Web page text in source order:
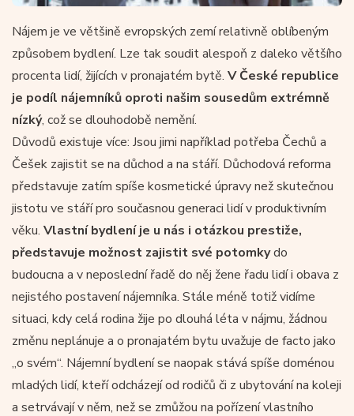
Nájem je ve většině evropských zemí relativně oblíbeným
způsobem bydlení. Lze tak soudit alespoň z daleko většího
procenta lidí, žijících v pronajatém bytě. V České republice
je podíl nájemníků oproti našim sousedům extrémně
nízký, což se dlouhodobě nemění.
Důvodů existuje více: Jsou jimi například potřeba Čechů a
Češek zajistit se na důchod a na stáří. Důchodová reforma
představuje zatím spíše kosmetické úpravy než skutečnou
jistotu ve stáří pro současnou generaci lidí v produktivním
věku. Vlastní bydlení je u nás i otázkou prestiže,
představuje možnost zajistit své potomkydo
budoucna a v neposlední řadě do něj žene řadu lidí i obava z
nejistého postavení nájemníka. Stále méně totiž vidíme
situaci, kdy celá rodina žije po dlouhá léta v nájmu, žádnou
změnu neplánuje a o pronajatém bytu uvažuje de facto jako
„o svém“. Nájemní bydlení se naopak stává spíše doménou
mladých lidí, kteří odcházejí od rodičů či z ubytování na koleji
a setrvávají v něm, než se zmůžou na pořízení vlastního